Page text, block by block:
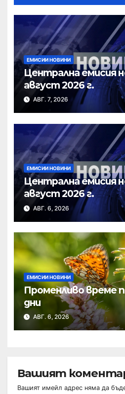
ЕМИСИИ НОВИНИ
Централна емисия
август 2026 г.
АВГ. 7, 2026
ЕМИСИИ НОВИНИ
Централна емисия
август 2026 г.
АВГ. 6, 2026
ЕМИСИИ НОВИНИ
Променливо време
дни
АВГ. 6, 2026
Вашият
Вашият имейл адрес няма да